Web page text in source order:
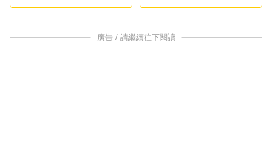
們
廣告 / 請繼續往下閱讀